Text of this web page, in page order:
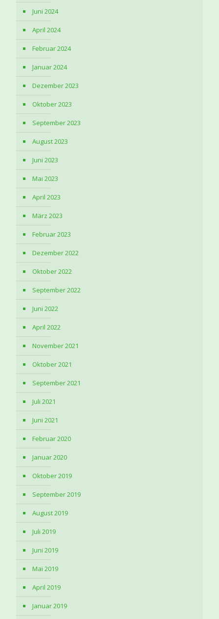
Juni 2024
April 2024
Februar 2024
Januar 2024
Dezember 2023
Oktober 2023
September 2023
August 2023
Juni 2023
Mai 2023
April 2023
März 2023
Februar 2023
Dezember 2022
Oktober 2022
September 2022
Juni 2022
April 2022
November 2021
Oktober 2021
September 2021
Juli 2021
Juni 2021
Februar 2020
Januar 2020
Oktober 2019
September 2019
August 2019
Juli 2019
Juni 2019
Mai 2019
April 2019
Januar 2019